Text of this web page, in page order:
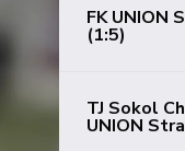
FK UNION
(1:5)
TJ Sokol
UNION